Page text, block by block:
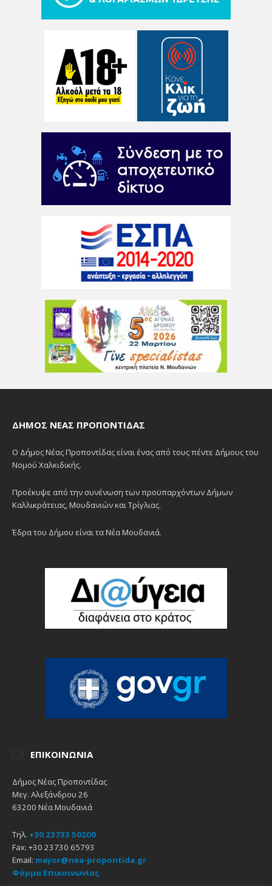
ΔΉΜΟΣ ΝΈΑΣ ΠΡΟΠΟΝΤΊΔΑΣ
Ο Δήμος Νέας Προποντίδας είναι ένας από τους πέντε Δήμους του
Νομού Χαλκιδικής.
Προέκυψε από την συνένωση των προϋπαρχόντων Δήμων
Καλλικράτειας, Μουδανιών και Τρίγλιας.
Έδρα του Δήμου είναι τα Νέα Μουδανιά.
ΕΠΙΚΟΙΝΩΝΊΑ
Δήμος Νέας Προποντίδας
Μεγ. Αλεξάνδρου 26
63200 Νέα Μουδανιά
Τηλ. +30 23733 50200
Fax: +30 23730 65793
Email: mayor@nea-propontida.gr
Φόρμα Επικοινωνίας